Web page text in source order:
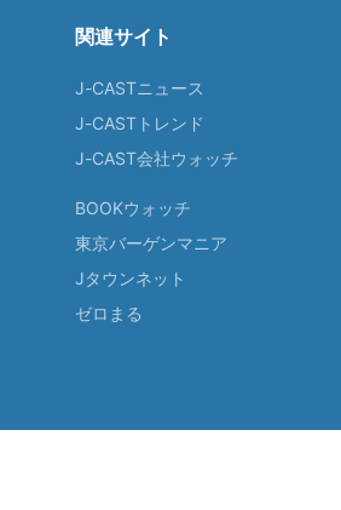
関連サイト
J-CASTニュース
J-CASTトレンド
J-CAST会社ウォッチ
BOOKウォッチ
東京バーゲンマニア
Jタウンネット
ゼロまる